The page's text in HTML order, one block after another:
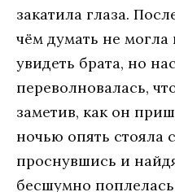
закатила глаза.
чём думать не могла
увидеть брата, но
переволновалась,
заметив, как он
ночью опять стояла
проснувшись и
бесшумно